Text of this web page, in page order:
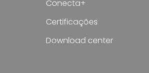
Conecta+
Certificações
Download center